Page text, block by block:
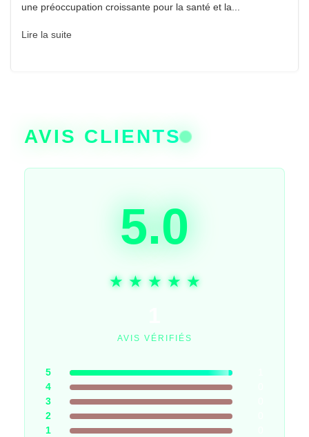
une préoccupation croissante pour la santé et la...
Lire la suite
AVIS CLIENTS
5.0
AVIS VÉRIFIÉS
5
4
3
2
1